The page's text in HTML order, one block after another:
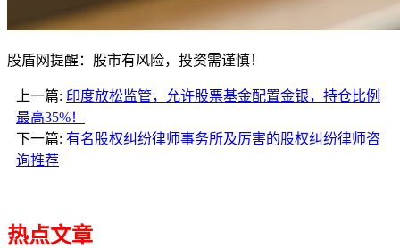
股盾网提醒：股市有风险，投资需谨慎！
上一篇: 印度放松监管，允许股票基金配置金银，持仓比例
最高35%！
下一篇: 有名股权纠纷律师事务所及厉害的股权纠纷律师咨
询推荐
热点文章